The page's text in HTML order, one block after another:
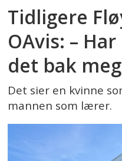
Tidligere
OAvis: –
det bak meg
Det sier en kvinne
mannen som lærer.